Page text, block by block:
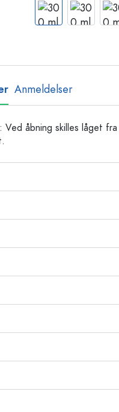
Glasflasker
Plastflasker
Anmeldelser
Ved åbning skilles låget